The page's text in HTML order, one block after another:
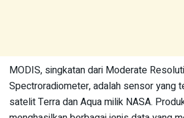
MODIS, singkatan dari Moderate
Spectroradiometer, adalah sensor yang
satelit Terra dan Aqua milik NASA.